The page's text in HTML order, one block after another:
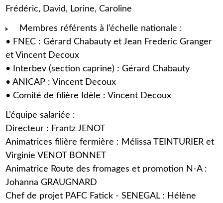
Frédéric, David, Lorine, Caroline
Membres référents à l’échelle nationale :
• FNEC : Gérard Chabauty et Jean Frederic Granger
et Vincent Decoux
• Interbev (section caprine) : Gérard Chabauty
• ANICAP : Vincent Decoux
• Comité de filière Idèle : Vincent Decoux
L’équipe salariée :
Directeur : Frantz JENOT
Animatrices filière fermière : Mélissa TEINTURIER et
Virginie VENOT BONNET
Animatrice Route des fromages et promotion N-A :
Johanna GRAUGNARD
Chef de projet PAFC Fatick - SENEGAL : Hélène